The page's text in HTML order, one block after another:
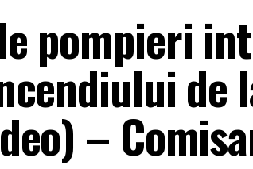
pompieri
de
–